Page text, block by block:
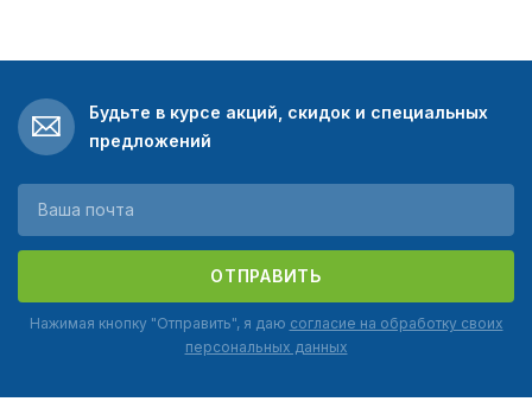
Будьте в курсе акций, скидок и специальных
предложений
ОТПРАВИТЬ
Нажимая кнопку "Отправить", я даю согласие на обработку своих
персональных данных